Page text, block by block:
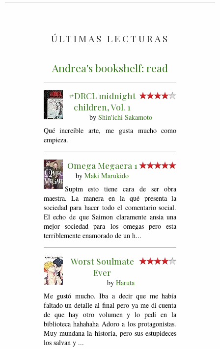
ÚLTIMAS LECTURAS
Andrea's bookshelf: read
#DRCL midnight
children, Vol. 1
by Shin'ichi Sakamoto
Qué increíble arte, me gusta mucho como
empieza.
Omega Megaera 1
by Maki Marukido
Suptm esto tiene cara de ser obra
maestra. La manera en la qué presenta la
sociedad para hacer todo el comentario social.
El echo de que Saimon claramente ansia una
mejor sociedad para los omegas pero esta
terriblemente enamorado de un h...
Worst Soulmate
Ever
by Haruta
Me gustó mucho. Iba a decir que me había
faltado un detalle al final pero ya me di cuenta
de que hay otro volumen y lo pedí en la
biblioteca hahahaha Adoro a los protagonistas.
Muy mundana la historia, pero sus estupideces
los salvan y ...